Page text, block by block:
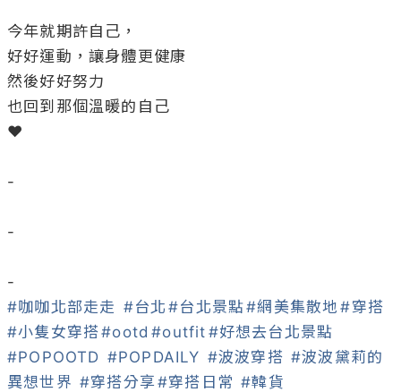
今年就期許自己，
好好運動，讓身體更健康
然後好好努力
也回到那個溫暖的自己
❤️
-
-
#咖咖北部走走 #台北 #台北景點#網美集散地 #穿搭
#小隻女穿搭#ootd #outfit #好想去台北景點
#POPOOTD #POPDAILY #波波穿搭 #波波黛莉的
異想世界 #穿搭分享 #穿搭日常 #韓貨